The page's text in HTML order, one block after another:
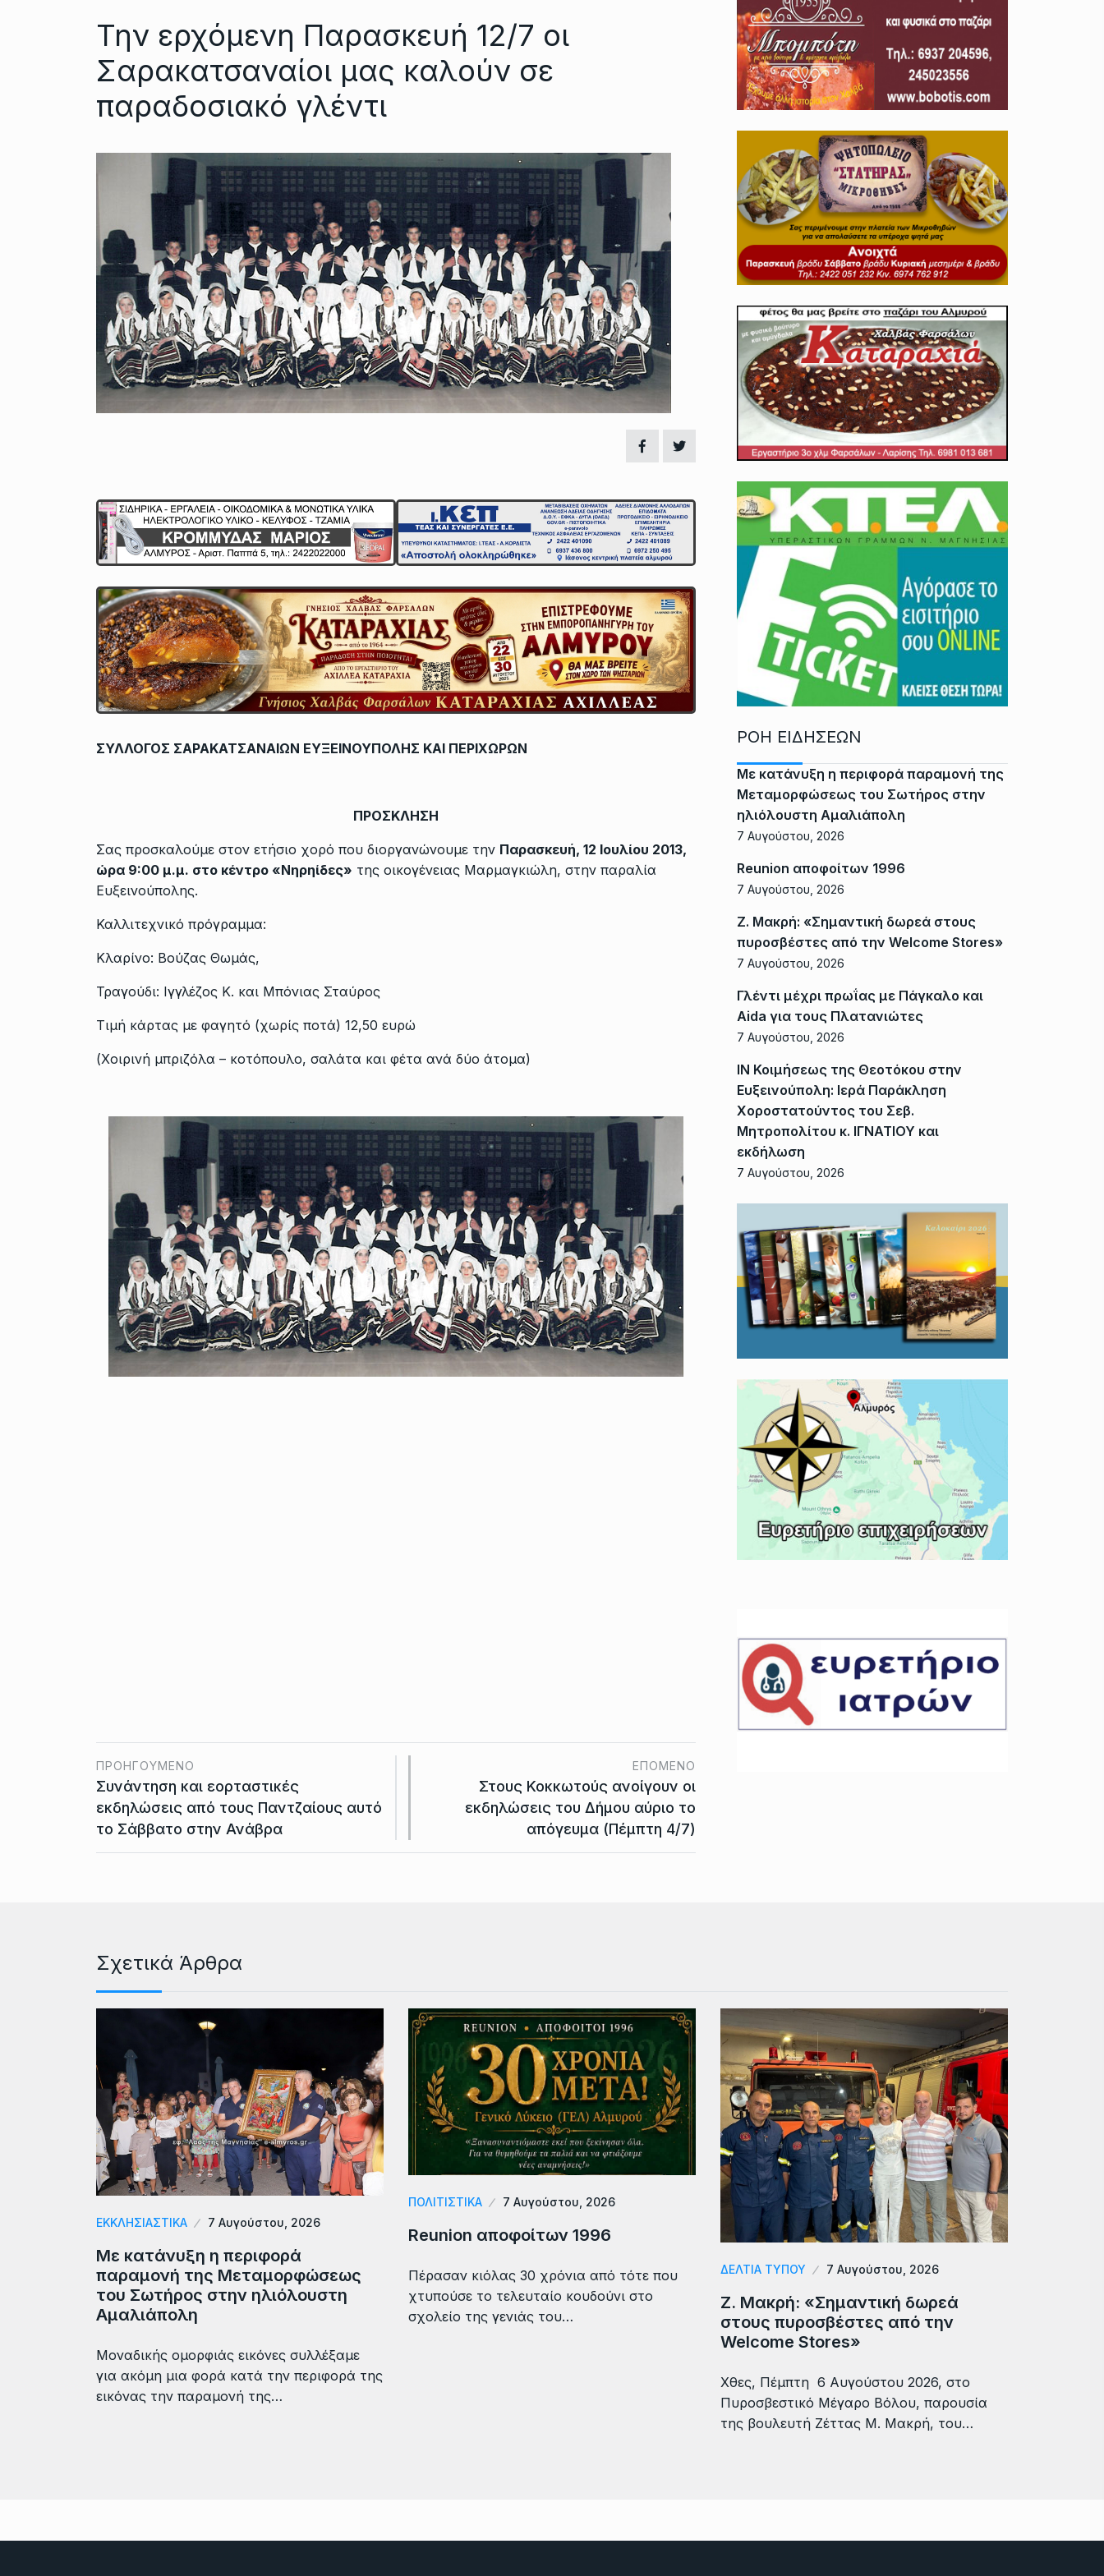
Την ερχόμενη Παρασκευή 12/7 οι
Σαρακατσαναίοι μας καλούν σε
παραδοσιακό γλέντι
ΣΥΛΛΟΓΟΣ ΣΑΡΑΚΑΤΣΑΝΑΙΩΝ ΕΥΞΕΙΝΟΥΠΟΛΗΣ ΚΑΙ ΠΕΡΙΧΩΡΩΝ
ΠΡΟΣΚΛΗΣΗ
Σας προσκαλούμε στον ετήσιο χορό που διοργανώνουμε την Παρασκευή, 12 Ιουλίου 2013,
ώρα 9:00 μ.μ. στο κέντρο «Νηρηίδες» της οικογένειας Μαρμαγκιώλη, στην παραλία
Ευξεινούπολης.
Καλλιτεχνικό πρόγραμμα:
Κλαρίνο: Βούζας Θωμάς,
Τραγούδι: Ιγγλέζος Κ. και Μπόνιας Σταύρος
Τιμή κάρτας με φαγητό (χωρίς ποτά) 12,50 ευρώ
(Χοιρινή μπριζόλα – κοτόπουλο, σαλάτα και φέτα ανά δύο άτομα)
ΠΡΟΗΓΟΎΜΕΝΟ
Συνάντηση και εορταστικές
εκδηλώσεις από τους Παντζαίους αυτό
το Σάββατο στην Ανάβρα
ΕΠΌΜΕΝΟ
Στους Κοκκωτούς ανοίγουν οι
εκδηλώσεις του Δήμου αύριο το
απόγευμα (Πέμπτη 4/7)
ΡΟΗ ΕΙΔΗΣΕΩΝ
Με κατάνυξη η περιφορά παραμονή της
Μεταμορφώσεως του Σωτήρος στην
ηλιόλουστη Αμαλιάπολη
7 Αυγούστου, 2026
Reunion αποφοίτων 1996
7 Αυγούστου, 2026
Ζ. Μακρή: «Σημαντική δωρεά στους
πυροσβέστες από την Welcome Stores»
7 Αυγούστου, 2026
Γλέντι μέχρι πρωΐας με Πάγκαλο και
Aida για τους Πλατανιώτες
7 Αυγούστου, 2026
ΙΝ Κοιμήσεως της Θεοτόκου στην
Ευξεινούπολη: Ιερά Παράκληση
Χοροστατούντος του Σεβ.
Μητροπολίτου κ. ΙΓΝΑΤΙΟΥ και
εκδήλωση
7 Αυγούστου, 2026
Σχετικά Άρθρα
ΕΚΚΛΗΣΙΑΣΤΙΚΑ 7 Αυγούστου, 2026
Με κατάνυξη η περιφορά
παραμονή της Μεταμορφώσεως
του Σωτήρος στην ηλιόλουστη
Αμαλιάπολη
Μοναδικής ομορφιάς εικόνες συλλέξαμε
για ακόμη μια φορά κατά την περιφορά της
εικόνας την παραμονή της…
ΠΟΛΙΤΙΣΤΙΚΑ 7 Αυγούστου, 2026
Reunion αποφοίτων 1996
Πέρασαν κιόλας 30 χρόνια από τότε που
χτυπούσε το τελευταίο κουδούνι στο
σχολείο της γενιάς του…
ΔΕΛΤΙΑ ΤΥΠΟΥ 7 Αυγούστου, 2026
Ζ. Μακρή: «Σημαντική δωρεά
στους πυροσβέστες από την
Welcome Stores»
Χθες, Πέμπτη 6 Αυγούστου 2026, στο
Πυροσβεστικό Μέγαρο Βόλου, παρουσία
της βουλευτή Ζέττας Μ. Μακρή, του…